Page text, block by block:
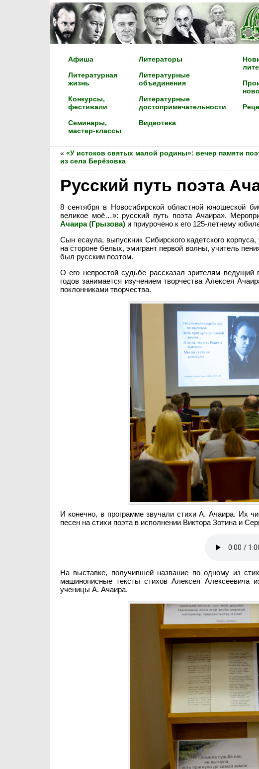
Афиша
Литературная
жизнь
Конкурсы,
фестивали
Семинары,
мастер-классы
Литераторы
Литературные
объединения
Литературные
достопримечательности
Видеотека
« «У истоков святых малой родины»: вечер памяти
из села Берёзовка
Русский путь поэта
8 сентября в Новосибирской областной юношеской
великое моё…»: русский путь поэта Ачаира».
Ачаира (Грызова)и приурочено к его 125-летнему
Сын есаула, выпускник Сибирского кадетского
на стороне белых, эмигрант первой волны, учитель
был русским поэтом.
О его непростой судьбе рассказал зрителям
годов занимается изучением творчества Алексея
поклонниками творчества.
И конечно, в программе звучали стихи А. Ачаира. Их
песен на стихи поэта в исполнении Виктора Зотина и
На выставке, получившей название по одному из
машинописные тексты стихов Алексея Алексеевича
ученицы А. Ачаира.